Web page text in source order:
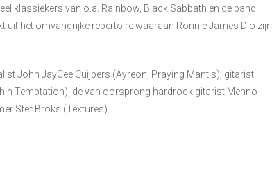
klassiekers van o.a. Rainbow, Black Sabbath en de band
het omvangrijke repertoire waaraan Ronnie James Dio zijn
John JayCee Cuijpers (Ayreon, Praying Mantis), gitarist
Temptation), de van oorsprong hardrock gitarist Menno
Stef Broks (Textures).